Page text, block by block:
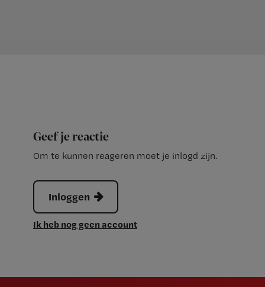
Geef je reactie
Om te kunnen reageren moet je inlogd zijn.
Inloggen
Ik heb nog geen account